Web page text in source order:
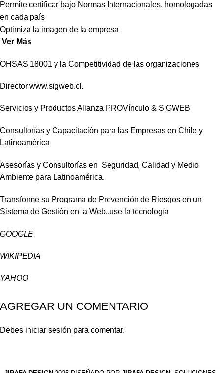
Permite certificar bajo Normas Internacionales, homologadas
en cada país
Optimiza la imagen de la empresa
Ver Más
OHSAS 18001 y la Competitividad de las organizaciones
Director www.sigweb.cl.
Servicios y Productos Alianza PROVínculo & SIGWEB
Consultorías y Capacitación para las Empresas en Chile y
Latinoamérica
Asesorías y Consultorías en Seguridad, Calidad y Medio
Ambiente para Latinoamérica.
Transforme su Programa de Prevención de Riesgos en un
Sistema de Gestión en la Web..use la tecnología
GOOGLE
WIKIPEDIA
YAHOO
AGREGAR UN COMENTARIO
Debes iniciar sesión para comentar.